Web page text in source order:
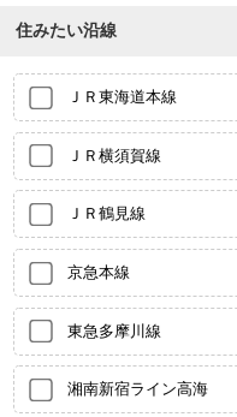
住みたい沿線
ＪＲ東海道本線
ＪＲ横須賀線
ＪＲ鶴見線
京急本線
東急多摩川線
湘南新宿ライン高海